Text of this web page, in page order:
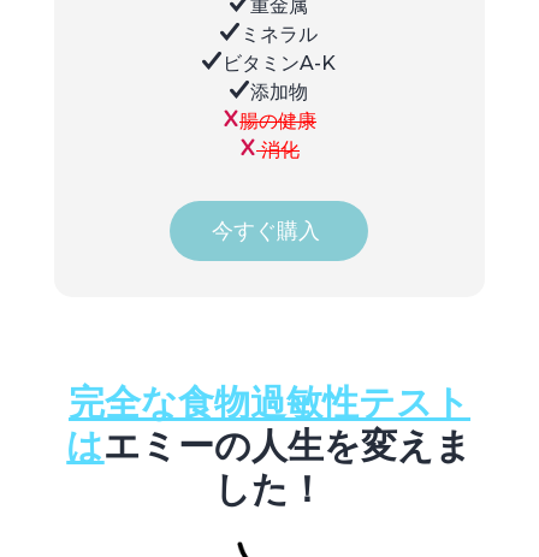
重金属
ミネラル
ビタミンA-K
添加物
腸の健康
消化
今すぐ購入
完全な食物過敏性テスト
はエミーの人生を変えま
した！